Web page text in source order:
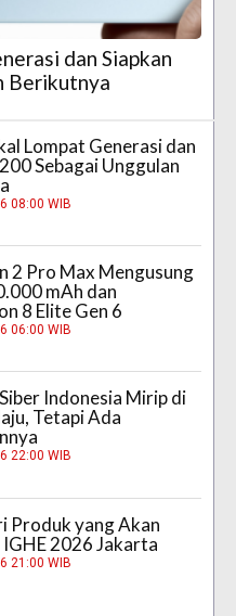
dan Siapkan
Berikutnya
Lompat Generasi dan
Sebagai Unggulan
08:00 WIB
2 Pro Max Mengusung
mAh dan
8 Elite Gen 6
06:00 WIB
Indonesia Mirip di
Tetapi Ada
22:00 WIB
Produk yang Akan
IGHE 2026 Jakarta
21:00 WIB